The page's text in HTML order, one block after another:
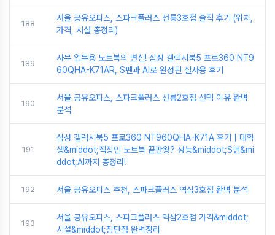
188
서울 공유오피스, 스파크플러스 선릉3호점 솔직 후기 (위치,
가격, 시설 총정리)
189
사무 업무용 노트북의 변신! 삼성 갤럭시북5 프로360 NT9
60QHA-K71AR, S펜과 AI로 완성된 실사용 후기
190
서울 공유오피스, 스파크플러스 선릉2호점 선택 이유 완벽
분석
191
삼성 갤럭시북5 프로360 NT960QHA-K71A 후기｜대학
생&middot;직장인 노트북 끝판왕? 성능&middot;S펜&mi
ddot;AI까지 총정리!
192 서울 공유오피스 추천, 스파크플러스 역삼3호점 완벽 분석
193
서울 공유오피스, 스파크플러스 역삼2호점 가격&middot;
시설&middot;장단점 완벽정리